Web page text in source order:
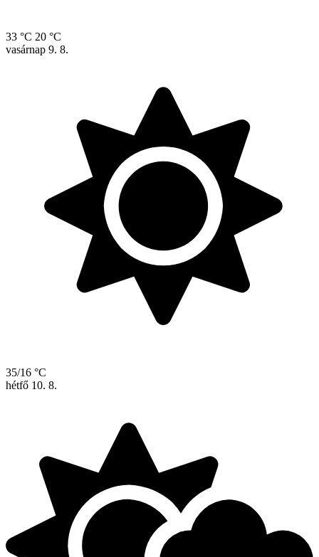
33 °C 20 °C
vasárnap 9. 8.
35/16 °C
hétfő 10. 8.